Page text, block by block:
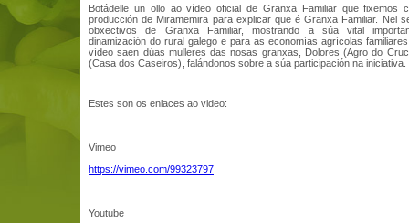
Botádelle un ollo ao vídeo oficial de Granxa Familiar que fixemos
producción de Miramemira para explicar que é Granxa Familiar. Nel
obxectivos de Granxa Familiar, mostrando a súa vital
dinamización do rural galego e para as economías agrícolas
vídeo saen dúas mulleres das nosas granxas, Dolores (Agro do
(Casa dos Caseiros), falándonos sobre a súa participación na iniciativa.
Estes son os enlaces ao video:
Vimeo
https://vimeo.com/99323797
Youtube